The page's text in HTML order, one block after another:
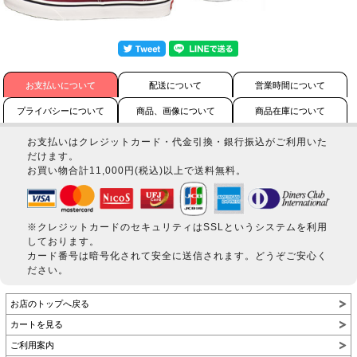
お支払いについて 配送について 営業時間について
プライバシーについて 商品、画像について 商品在庫について
お支払いはクレジットカード・代金引換・銀行振込がご利用いた
だけます。
お買い物合計11,000円(税込)以上で送料無料。
※クレジットカードのセキュリティはSSLというシステムを利用
しております。
カード番号は暗号化されて安全に送信されます。どうぞご安心く
ださい。
お店のトップへ戻る
カートを見る
ご利用案内